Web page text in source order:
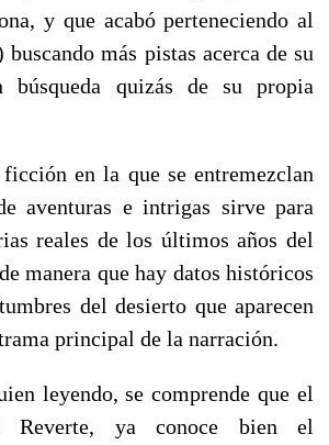
y que acabó perteneciendo al
más pistas acerca de su
búsqueda quizás de su propia
en la que se entremezclan
aventuras e intrigas sirve para
reales de los últimos años del
manera que hay datos históricos
del desierto que aparecen
principal de la narración.
leyendo, se comprende que el
Reverte, ya conoce bien el